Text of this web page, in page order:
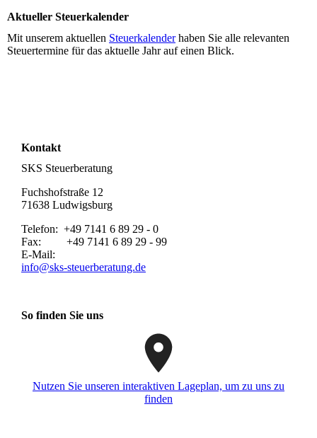
Aktueller Steuerkalender
Mit unserem aktuellen Steuerkalenderhaben Sie alle relevanten
Steuertermine für das aktuelle Jahr auf einen Blick.
Kontakt
SKS Steuerberatung
Fuchshofstraße 12
71638 Ludwigsburg
Telefon: +49 7141 6 89 29 - 0
Fax: +49 7141 6 89 29 - 99
E-Mail:
info@sks-steuerberatung.de
So finden Sie uns
Nutzen Sie unseren interaktiven La­ge­plan, um zu uns zu
finden